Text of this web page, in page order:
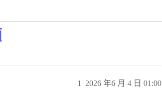
2026 年6 月 4 日 01:00
1